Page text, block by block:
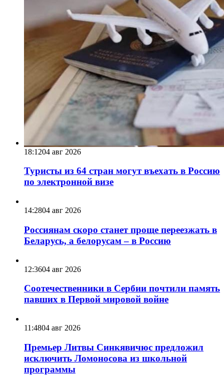
18:1204 авг 2026
Туристы из 64 стран могут въехать в Россию
по электронной визе
14:2804 авг 2026
Россиянам скоро станет проще переезжать в
Беларусь, а белорусам – в Россию
12:3604 авг 2026
Соотечественники в Сербии почтили память
павших в Первой мировой войне
11:4804 авг 2026
Премьер Литвы Синкявичюс предложил
исключить Ломоносова из школьной
программы